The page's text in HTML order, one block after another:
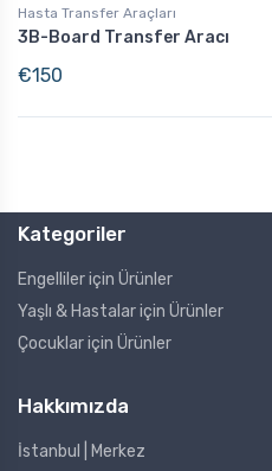
Hasta Transfer Araçları
3B-Board Transfer Aracı
€150
Kategoriler
Engelliler için Ürünler
Yaşlı & Hastalar için Ürünler
Çocuklar için Ürünler
Hakkımızda
İstanbul | Merkez